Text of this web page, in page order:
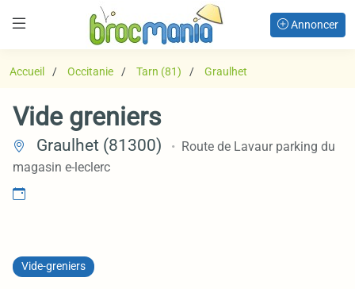
Annoncer
Accueil Occitanie Tarn (81) Graulhet
Vide greniers
Graulhet (81300)
Route de Lavaur parking du
magasin e-leclerc
Vide-greniers